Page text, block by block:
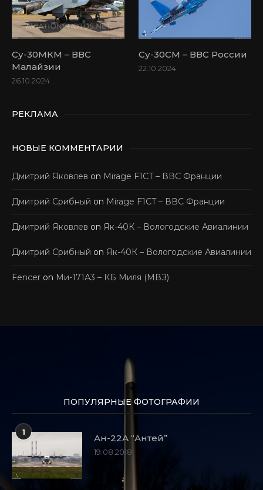
Су-30МКМ – ВВС
Малайзии
26.10.2024
Су-30СМ – ВВС России
22.10.2024
РЕКЛАМА
НОВЫЕ КОММЕНТАРИИ
Дмитрий Яковлев on Mirage F1CT – ВВС Франции
Дмитрий Срибный on Mirage F1CT – ВВС Франции
Дмитрий Яковлев on Як-40К – Вологодские Авиалинии
Дмитрий Срибный on Як-40К – Вологодские Авиалинии
Fencer on Ми-171А3 – КБ Миля (МВЗ)
ПОПУЛЯРНЫЕ ФОТОГРАФИИ
1
Ан-22А “Антей”
19.08.2018